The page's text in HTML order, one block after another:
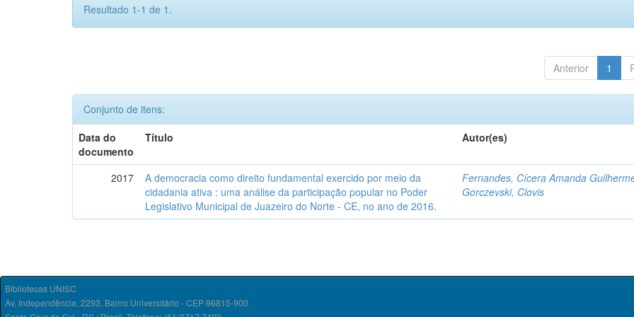
Resultado 1-1 de 1.
Anterior 1
Conjunto de itens:
Data do
documento
Título Autor(es)
2017
A democracia como direito fundamental exercido por meio da
cidadania ativa : uma análise da participação popular no Poder
Legislativo Municipal de Juazeiro do Norte - CE, no ano de 2016.
Fernandes, Cícera Amanda
Gorczevski, Clovis
Bibliotecas UNISC
Av. Independência, 2293, Bairro Universitário - CEP 96815-900